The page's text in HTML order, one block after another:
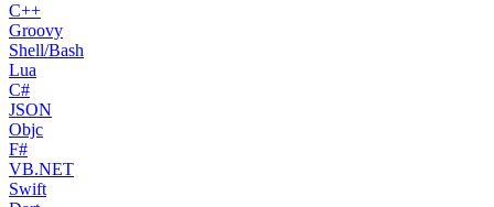
C++
Groovy
Shell/Bash
Lua
C#
JSON
Objc
F#
VB.NET
Swift